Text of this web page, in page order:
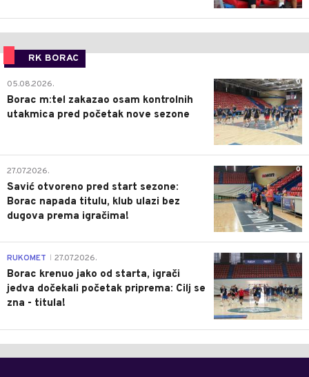
RK BORAC
0
05.08.2026.
Borac m:tel zakazao osam kontrolnih
utakmica pred početak nove sezone
0
27.07.2026.
Savić otvoreno pred start sezone:
Borac napada titulu, klub ulazi bez
dugova prema igračima!
0
RUKOMET 27.07.2026.
Borac krenuo jako od starta, igrači
jedva dočekali početak priprema: Cilj se
zna - titula!